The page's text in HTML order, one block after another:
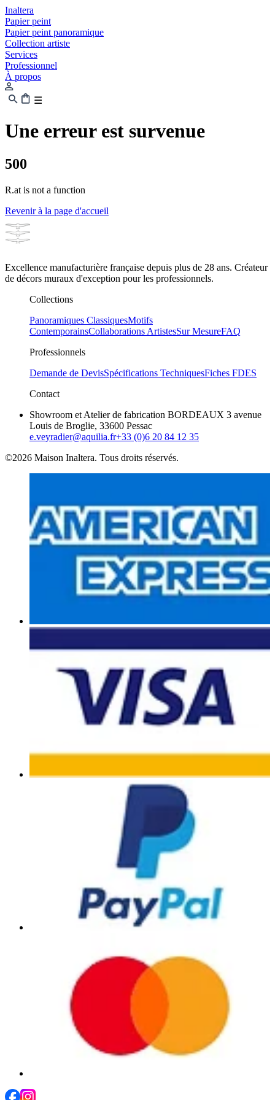
Inaltera
Papier peint
Papier peint panoramique
Collection artiste
Services
Professionnel
À propos
☰
Une erreur est survenue
500
R.at is not a function
Revenir à la page d'accueil
Excellence manufacturière française depuis plus de 28 ans. Créateur
de décors muraux d'exception pour les professionnels.
Collections
Panoramiques ClassiquesMotifs
ContemporainsCollaborations ArtistesSur MesureFAQ
Professionnels
Demande de DevisSpécifications TechniquesFiches FDES
Contact
Showroom et Atelier de fabrication BORDEAUX 3 avenue
Louis de Broglie, 33600 Pessac
e.veyradier@aquilia.fr+33 (0)6 20 84 12 35
©2026 Maison Inaltera. Tous droits réservés.